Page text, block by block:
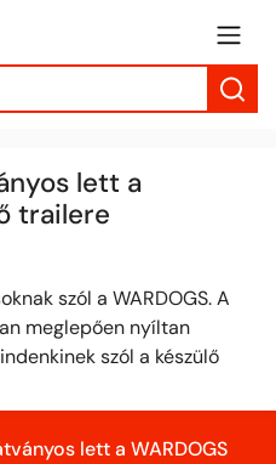
lett a
trailere
szól a WARDOGS. A
meglepően nyíltan
szól a készülő
lett a WARDOGS